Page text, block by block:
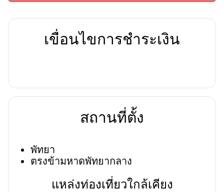
เขื่อนไขการชำระเงิน
สถานที่ตั้ง
พัทยา
ตรงข้ามหาดพัทยากลาง
แหล่งท่องเที่ยวใกล้เคียง